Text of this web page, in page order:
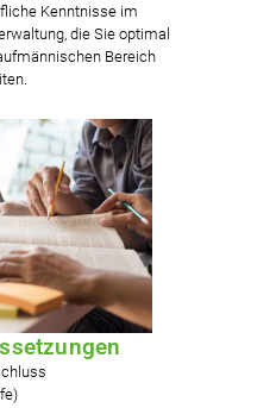
Kenntnisse im
die Sie optimal
Bereich